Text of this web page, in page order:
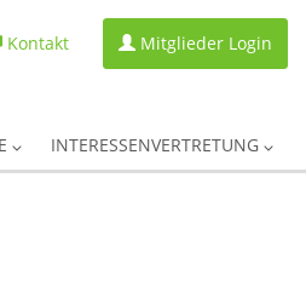
Kontakt Mitglieder Login
INTERESSENVERTRETUNG